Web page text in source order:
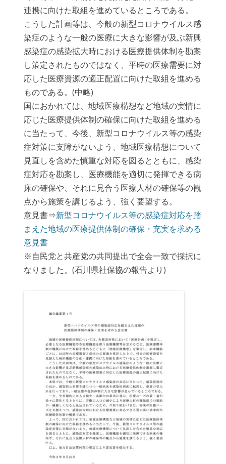
連携に向けた取組を進めているところである。
こうした計画等は、今般の新型コロナウイルス感
染症のような一般の医療に大きな影響が及ぶ新興
感染症の感染拡大時における医療提供体制を勘案
し策定されたものではなく、平時の医療需要に対
応した医療資源の適正配置に向けた取組を進める
ものである。(中略)
国におかれては、地域医療構想など地域の実情に
応じた医療提供体制の確保に向けた取組を進める
に当たって、今後、新型コロナウイルス等の感染
症対策に支障がないよう、地域医療構想について
見直しを含めた慎重な対応を図るとともに、感染
症対応を勘案し、医療機能を適切に発揮できる病
床の確保や、それに見合う医療人材の確保等の観
点から施策を講じるよう、強く要望する。
意見書⇒新型コロナウイルス等の感染症対応を踏
まえた地域の医療提供体制の確保・充実を求める
意見書
※自民党と共産党の共同提出で全会一致で採択に
なりました。(石川県社保協の報告より)